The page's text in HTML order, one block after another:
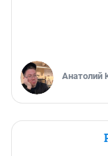
Анатолий